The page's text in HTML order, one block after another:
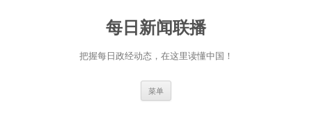
每日新闻联播
把握每日政经动态，在这里读懂中国！
菜单